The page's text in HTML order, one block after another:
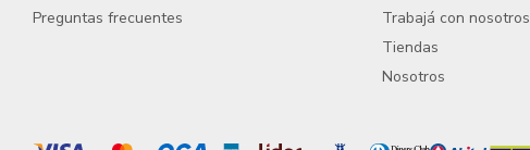
Preguntas frecuentes
Trabajá con nosotros
Tiendas
Nosotros